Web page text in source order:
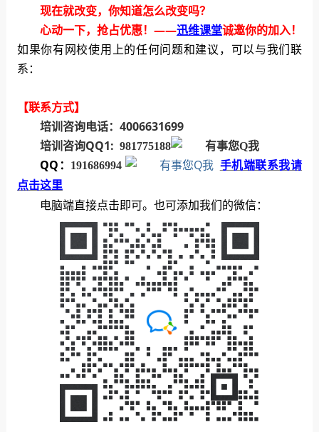
现在就改变，你知道怎么改变吗？
心动一下，抢占优惠！——迅维课堂诚邀你的加入！
如果你有网校使用上的任何问题和建议，可以与我们联
系：
【联系方式】
培训咨询电话：4006631699
培训咨询QQ1: 981775188
QQ： 191686994
手机端联系我请
点击这里
电脑端直接点击即可。也可添加我们的微信：